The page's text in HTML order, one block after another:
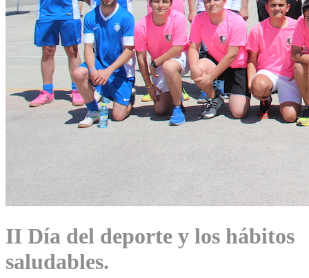
II Día del deporte y los hábitos
saludables.